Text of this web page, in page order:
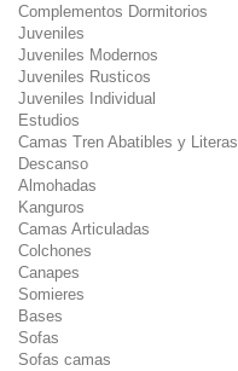
Complementos Dormitorios
Juveniles
Juveniles Modernos
Juveniles Rusticos
Juveniles Individual
Estudios
Camas Tren Abatibles y Literas
Descanso
Almohadas
Kanguros
Camas Articuladas
Colchones
Canapes
Somieres
Bases
Sofas
Sofas camas